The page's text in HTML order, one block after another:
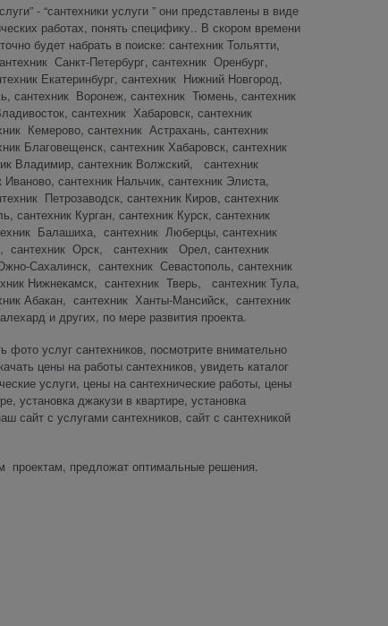
- “сантехники услуги ” они представлены в виде
работах, понять специфику.. В скором времени
будет набрать в поиске: сантехник Тольятти,
Санкт-Петербург, сантехник Оренбург,
Екатеринбург, сантехник Нижний Новгород,
сантехник Воронеж, сантехник Тюмень, сантехник
сантехник Хабаровск, сантехник
Кемерово, сантехник Астрахань, сантехник
Благовещенск, сантехник Хабаровск, сантехник
Владимир, сантехник Волжский, сантехник
сантехник Нальчик, сантехник Элиста,
Петрозаводск, сантехник Киров, сантехник
Курган, сантехник Курск, сантехник
Балашиха, сантехник Люберцы, сантехник
сантехник Орск, сантехник Орел, сантехник
Сахалинск, сантехник Севастополь, сантехник
Нижнекамск, сантехник Тверь, сантехник Тула,
Абакан, сантехник Ханты-Мансийск, сантехник
и других, по мере развития проекта.
фото услуг сантехников, посмотрите внимательно
цены на работы сантехников, увидеть каталог
услуги, цены на сантехнические работы, цены
установка джакузи в квартире, установка
сайт с услугами сантехников, сайт с сантехникой
проектам, предложат оптимальные решения.